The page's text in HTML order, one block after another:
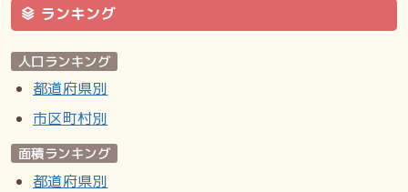
ランキング
人口ランキング
都道府県別
市区町村別
面積ランキング
都道府県別